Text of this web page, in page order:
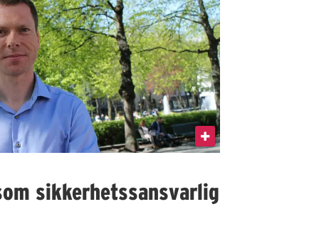
sikkerhetssansvarlig